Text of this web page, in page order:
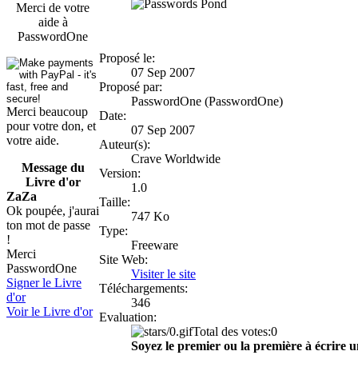
Merci de votre
aide à
PasswordOne
Merci beaucoup
pour votre don, et
votre aide.
Message du
Livre d'or
ZaZa
Ok poupée, j'aurai
ton mot de passe
!
Merci
PasswordOne
Signer le Livre
d'or
Voir le Livre d'or
Proposé le:
07 Sep 2007
Proposé par:
PasswordOne (PasswordOne)
Date:
07 Sep 2007
Auteur(s):
Crave Worldwide
Version:
1.0
Taille:
747 Ko
Type:
Freeware
Site Web:
Visiter le site
Téléchargements:
346
Evaluation:
Total des votes:0
Soyez le premier ou la première à écrire